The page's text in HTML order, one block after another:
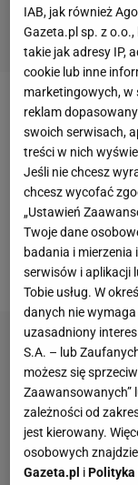
Pod względem
rankingu "The
pozycji.
Dybala(107
Ronaldo(120
Mbappe (160
(220 mln).
IAB, jak również
Gazeta.pl sp. z
takie jak adresy IP,
cookie lub inne
marketingowych, w
reklam
swoich serwisach,
treści w nich
Jeśli nie chcesz
chcesz wycofać
„Ustawień
Twoje dane
badania i
serwisów i aplikacji
Tobie usług. W
danych nie
uzasadniony
S.A. – lub
możesz się
Zaawansowanych”
zależności od
jest kierowany.
osobowych
Gazeta.pl iPolityka